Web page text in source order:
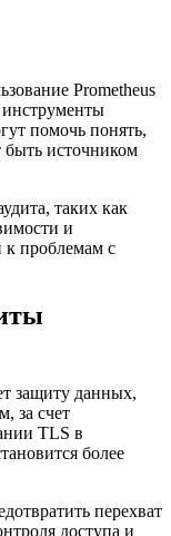
Prometheus
инструменты
помочь понять,
быть источником
таких как
и
к проблемам с
защиту данных,
за счет
TLS в
более
перехват
доступа и